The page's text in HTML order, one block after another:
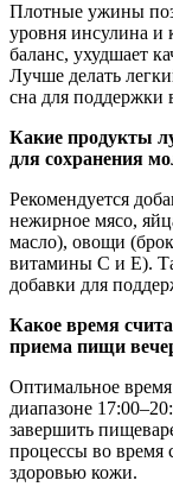
Плотные ужины
уровня инсулина и
баланс, ухудшает
Лучше делать
сна для поддержки
Какие продукты
для сохранения
Рекомендуется
нежирное мясо,
масло), овощи
витамины C и E).
добавки для
Какое время
приема пищи
Оптимальное
диапазоне
завершить
процессы во время
здоровью кожи.